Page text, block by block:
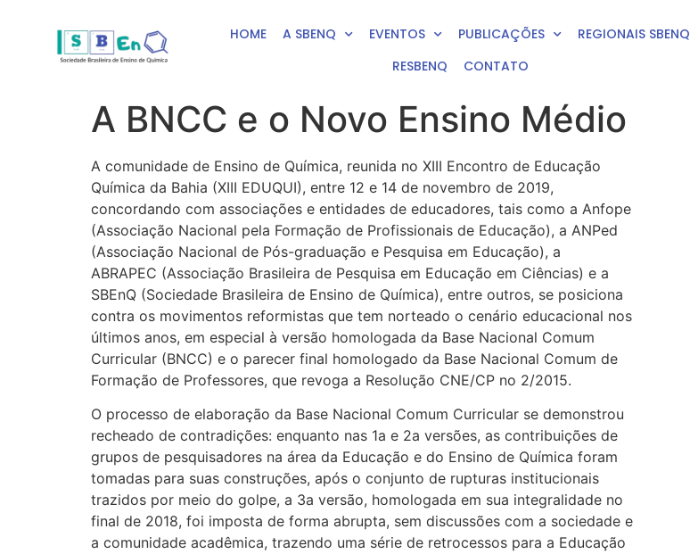
HOME A SBENQ EVENTOS PUBLICAÇÕES
REGIONAIS SBENQ
RESBENQ
CONTATO
A BNCC e o Novo Ensino Médio
A comunidade de Ensino de Química, reunida no XIII Encontro de Educação
Química da Bahia (XIII EDUQUI), entre 12 e 14 de novembro de 2019,
concordando com associações e entidades de educadores, tais como a Anfope
(Associação Nacional pela Formação de Profissionais de Educação), a ANPed
(Associação Nacional de Pós-graduação e Pesquisa em Educação), a
ABRAPEC (Associação Brasileira de Pesquisa em Educação em Ciências) e a
SBEnQ (Sociedade Brasileira de Ensino de Química), entre outros, se posiciona
contra os movimentos reformistas que tem norteado o cenário educacional nos
últimos anos, em especial à versão homologada da Base Nacional Comum
Curricular (BNCC) e o parecer final homologado da Base Nacional Comum de
Formação de Professores, que revoga a Resolução CNE/CP no 2/2015.
O processo de elaboração da Base Nacional Comum Curricular se demonstrou
recheado de contradições: enquanto nas 1a e 2a versões, as contribuições de
grupos de pesquisadores na área da Educação e do Ensino de Química foram
tomadas para suas construções, após o conjunto de rupturas institucionais
trazidos por meio do golpe, a 3a versão, homologada em sua integralidade no
final de 2018, foi imposta de forma abrupta, sem discussões com a sociedade e
a comunidade acadêmica, trazendo uma série de retrocessos para a Educação